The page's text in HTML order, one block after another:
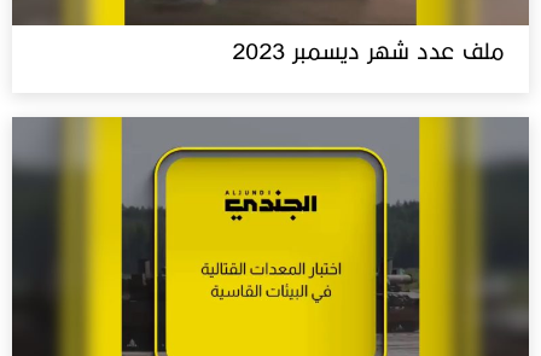
ملف عدد شهر ديسمبر 2023